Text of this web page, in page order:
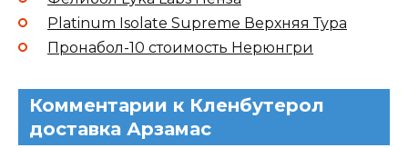
Platinum Isolate Supreme Верхняя Тура
Пронабол-10 стоимость Нерюнгри
Комментарии к Кленбутерол
доставка Арзамас